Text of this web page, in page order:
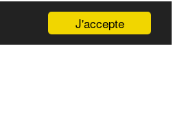
J'accepte